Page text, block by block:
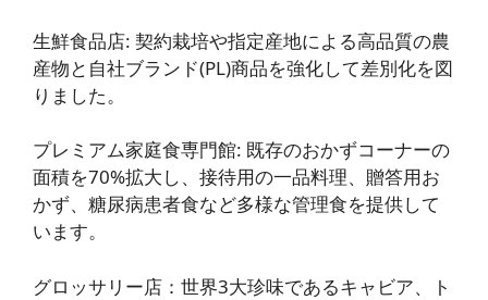
生鮮食品店: 契約栽培や指定産地による高品質の農
産物と自社ブランド(PL)商品を強化して差別化を図
りました。
プレミアム家庭食専門館: 既存のおかずコーナーの
面積を70%拡大し、接待用の一品料理、贈答用お
かず、糖尿病患者食など多様な管理食を提供して
います。
グロッサリー店 ：世界3大珍味であるキャビア、ト